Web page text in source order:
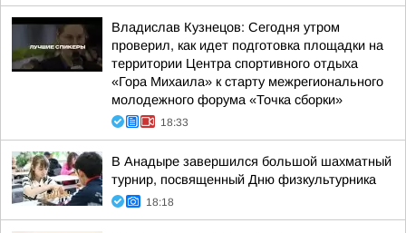
Владислав Кузнецов: Сегодня утром
проверил, как идет подготовка площадки на
территории Центра спортивного отдыха
«Гора Михаила» к старту межрегионального
молодежного форума «Точка сборки»
18:33
В Анадыре завершился большой шахматный
турнир, посвященный Дню физкультурника
18:18